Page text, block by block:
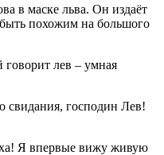
в маске льва. Он издаёт
похожим на большого
лев – умная
господин Лев!
Я впервые вижу живую